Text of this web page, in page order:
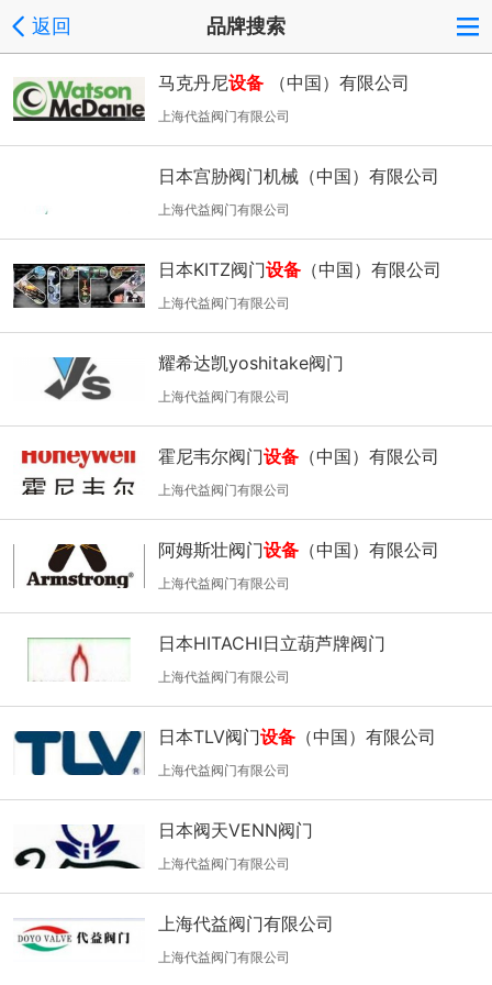
返回 品牌搜索
马克丹尼设备 （中国）有限公司
上海代益阀门有限公司
日本宫胁阀门机械（中国）有限公司
上海代益阀门有限公司
日本KITZ阀门设备 （中国）有限公司
上海代益阀门有限公司
耀希达凯yoshitake阀门
上海代益阀门有限公司
霍尼韦尔阀门设备 （中国）有限公司
上海代益阀门有限公司
阿姆斯壮阀门设备 （中国）有限公司
上海代益阀门有限公司
日本HITACHI日立葫芦牌阀门
上海代益阀门有限公司
日本TLV阀门设备 （中国）有限公司
上海代益阀门有限公司
日本阀天VENN阀门
上海代益阀门有限公司
上海代益阀门有限公司
上海代益阀门有限公司